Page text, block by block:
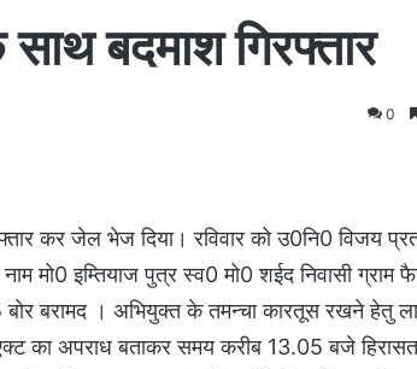
बदमाश गिरफ्तार
0
कर जेल भेज दिया। रविवार को उ0नि0 विजय
नाम मो0 इम्तियाज पुत्र स्व0 मो0 शईद निवासी ग्राम
बरामद । अभियुक्त के तमन्चा कारतूस रखने हेतु
का अपराध बताकर समय करीब 13.05 बजे